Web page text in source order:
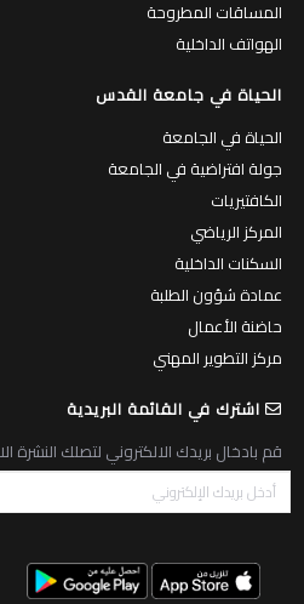
المساقات المطروحة
الهواتف الداخلية
الحياة في جامعة القدس
الحياة في الجامعة
جولة افتراضية في الجامعة
الكافتيريات
المركز الرياضي
السكنات الداخلية
عمادة شؤون الطلبة
حاضنة الأعمال
مركز التطوير المهني
اشترك في القائمة البريدية
قم بادخال بريدك الالكتروني لتصلك النشرة